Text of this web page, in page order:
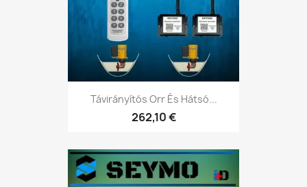
Távirányítós Orr És Hátsó...
262,10 €